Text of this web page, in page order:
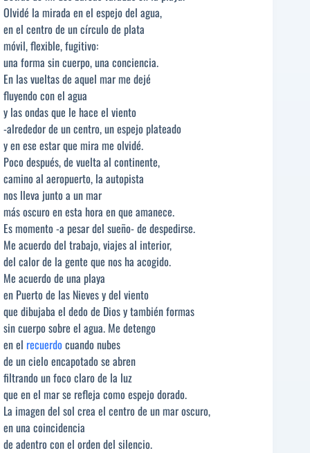
Olvidé la mirada en el espejo del agua,
en el centro de un círculo de plata
móvil, flexible, fugitivo:
una forma sin cuerpo, una conciencia.
En las vueltas de aquel mar me dejé
fluyendo con el agua
y las ondas que le hace el viento
-alrededor de un centro, un espejo plateado
y en ese estar que mira me olvidé.
Poco después, de vuelta al continente,
camino al aeropuerto, la autopista
nos lleva junto a un mar
más oscuro en esta hora en que amanece.
Es momento -a pesar del sueño- de despedirse.
Me acuerdo del trabajo, viajes al interior,
del calor de la gente que nos ha acogido.
Me acuerdo de una playa
en Puerto de las Nieves y del viento
que dibujaba el dedo de Dios y también formas
sin cuerpo sobre el agua. Me detengo
en el recuerdo cuando nubes
de un cielo encapotado se abren
filtrando un foco claro de la luz
que en el mar se refleja como espejo dorado.
La imagen del sol crea el centro de un mar oscuro,
en una coincidencia
de adentro con el orden del silencio.